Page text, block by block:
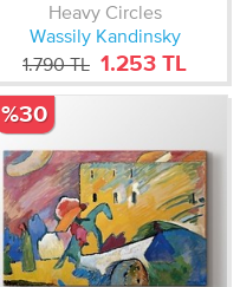
Heavy Circles
Wassily Kandinsky
1.790 TL 1.253 TL
%30